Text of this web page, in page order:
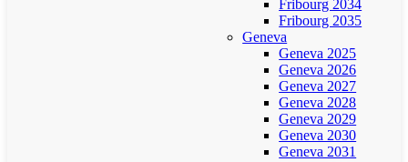
Fribourg 2034
Fribourg 2035
Geneva
Geneva 2025
Geneva 2026
Geneva 2027
Geneva 2028
Geneva 2029
Geneva 2030
Geneva 2031